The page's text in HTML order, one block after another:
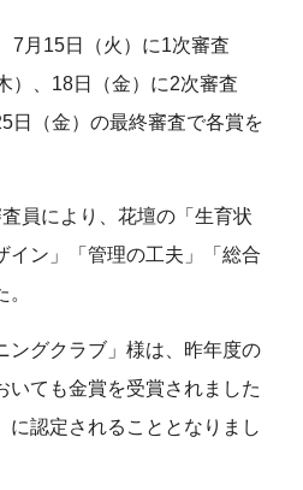
7月15日（火）に1次審査
）、18日（金）に2次審査
日（金）の最終審査で各賞を
員により、花壇の「生育状
イン」「管理の工夫」「総合
グクラブ」様は、昨年度の
いても金賞を受賞されました
に認定されることとなりまし